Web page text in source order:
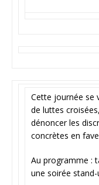
Cette journée se
de luttes
dénoncer les
concrètes en
Au programme :
une soirée stand-